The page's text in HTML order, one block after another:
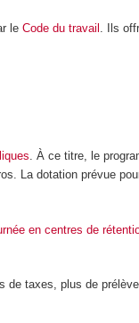
leCode du travail
. Ils
. À ce titre, le
La dotation prévue
en centres de
taxes, plus de